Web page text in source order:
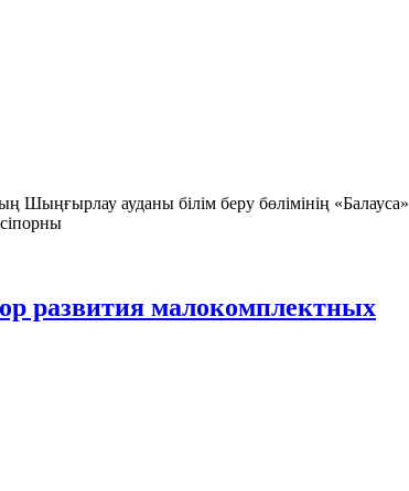
Шыңғырлау ауданы білім беру бөлімінің «Балауса»
развития малокомплектных